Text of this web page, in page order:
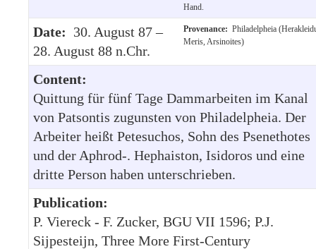
Hand.
Date: 30. August 87 –
28. August 88 n.Chr.
Provenance: Philadelpheia
Meris, Arsinoites)
Content:
Quittung für fünf Tage Dammarbeiten im Kanal
von Patsontis zugunsten von Philadelpheia. Der
Arbeiter heißt Petesuchos, Sohn des Psenethotes
und der Aphrod-. Hephaiston, Isidoros und eine
dritte Person haben unterschrieben.
Publication:
P. Viereck - F. Zucker, BGU VII 1596; P.J.
Sijpesteijn, Three More First-Century